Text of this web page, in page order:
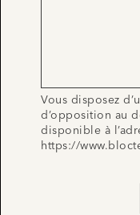
Vous disposez
d’opposition au
disponible à
https://